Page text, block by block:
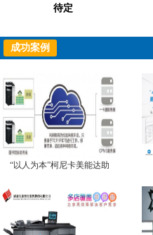
待定
成功案例
“以人为本”柯尼卡美能达助
纪元